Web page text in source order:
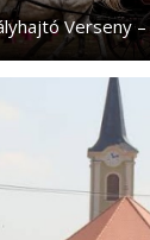
Verseny